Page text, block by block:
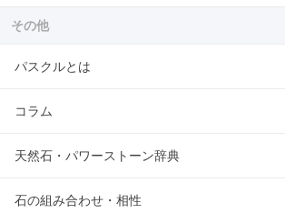
その他
パスクルとは
コラム
天然石・パワーストーン辞典
石の組み合わせ・相性